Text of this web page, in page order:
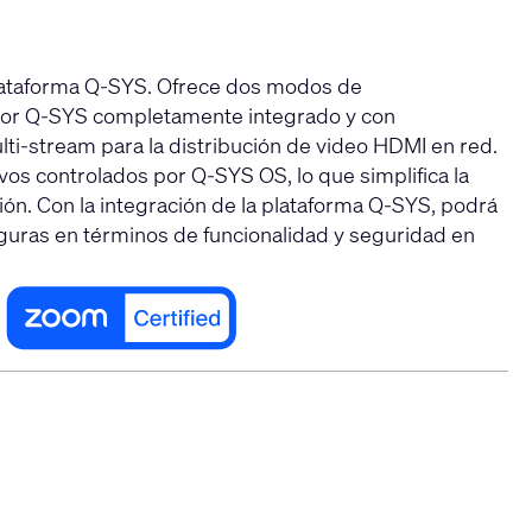
Q-SYS. Ofrece dos modos de
Q-SYS completamente integrado y con
stream para la distribución de video HDMI en red.
controlados por Q-SYS OS, lo que simplifica la
Con la integración de la plataforma Q-SYS, podrá
en términos de funcionalidad y seguridad en